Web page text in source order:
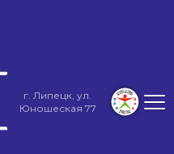
г. Липецк, ул.
Юношеская 77